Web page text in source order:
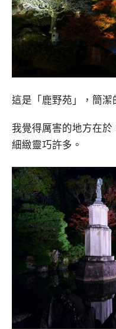
這是「鹿野苑」，簡潔
我覺得厲害的地方在
細緻靈巧許多。